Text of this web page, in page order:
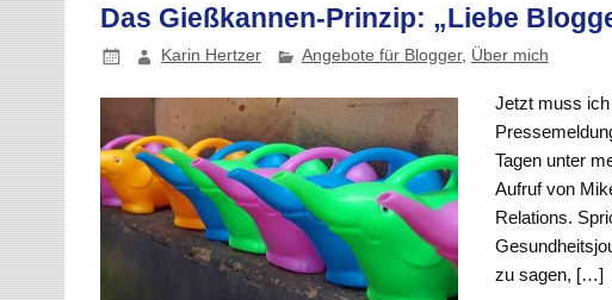
Das Gießkannen-Prinzip: „Liebe
Karin Hertzer Angebote für Blogger, Über mich
Jetzt muss
Tagen unter
Aufruf von
Relations.
zu sagen, […]